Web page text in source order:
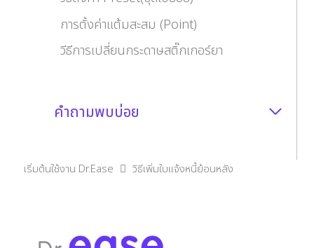
การตั้งค่าแต้มสะสม (Point)
วีธีการเปลี่ยนกระดาษสติ๊กเกอร์ยา
คำถามพบบ่อย
เริ่มต้นใช้งาน Dr.Ease วิธีเพิ่มใบแจ้งหนี้ย้อนหลัง